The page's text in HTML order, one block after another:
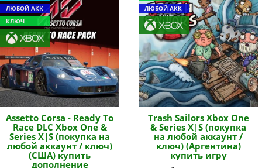
ЛЮБОЙ АКК
КЛЮЧ
Assetto Corsa - Ready To
Race DLC Xbox One &
Series X|S (покупка на
любой аккаунт / ключ)
(США) купить
дополнение
ЛЮБОЙ АКК
Trash Sailors Xbox One
& Series X|S (покупка
на любой аккаунт /
ключ) (Аргентина)
купить игру